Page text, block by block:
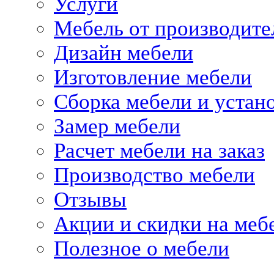
Мебель от
Дизайн мебели
Изготовление мебели
Сборка мебели и
Замер мебели
Расчет мебели на заказ
Производство мебели
Отзывы
Акции и скидки на
Полезное о мебели